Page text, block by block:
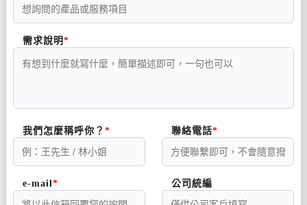
需求說明
我們怎麼稱呼你？ 聯絡電話
e-mail 公司統編